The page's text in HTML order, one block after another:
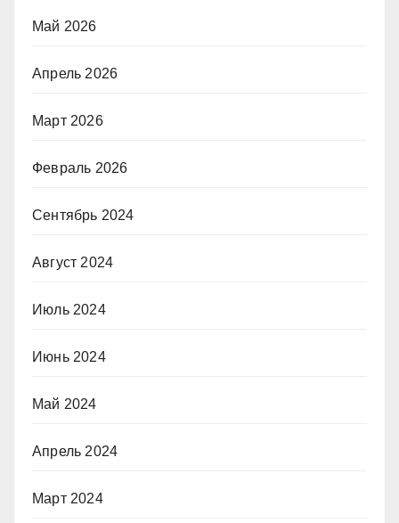
Май 2026
Апрель 2026
Март 2026
Февраль 2026
Сентябрь 2024
Август 2024
Июль 2024
Июнь 2024
Май 2024
Апрель 2024
Март 2024